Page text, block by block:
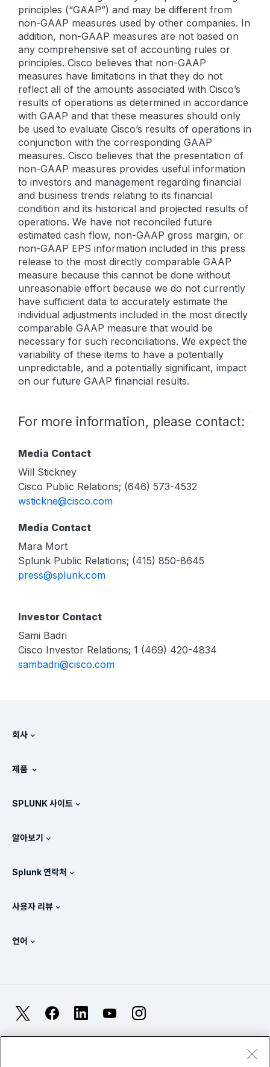
principles (“GAAP”) and may be different from
non-GAAP measures used by other companies. In
addition, non-GAAP measures are not based on
any comprehensive set of accounting rules or
principles. Cisco believes that non-GAAP
measures have limitations in that they do not
reflect all of the amounts associated with Cisco’s
results of operations as determined in accordance
with GAAP and that these measures should only
be used to evaluate Cisco’s results of operations in
conjunction with the corresponding GAAP
measures. Cisco believes that the presentation of
non-GAAP measures provides useful information
to investors and management regarding financial
and business trends relating to its financial
condition and its historical and projected results of
operations. We have not reconciled future
estimated cash flow, non-GAAP gross margin, or
non-GAAP EPS information included in this press
release to the most directly comparable GAAP
measure because this cannot be done without
unreasonable effort because we do not currently
have sufficient data to accurately estimate the
individual adjustments included in the most directly
comparable GAAP measure that would be
necessary for such reconciliations. We expect the
variability of these items to have a potentially
unpredictable, and a potentially significant, impact
on our future GAAP financial results.
For more information, please contact:
Media Contact
Will Stickney
Cisco Public Relations; (646) 573-4532
wstickne@cisco.com
Media Contact
Mara Mort
Splunk Public Relations; (415) 850-8645
press@splunk.com
Investor Contact
Sami Badri
Cisco Investor Relations; 1 (469) 420-4834
sambadri@cisco.com
회사
Splunk의 비교 방식
뉴스룸
Splunk Protects
SURGe
제품
가격 체계
모든 제품 보기
SPLUNK 사이트
교육 및 인증
Splunk 스토어
알아보기
OpenTelemetry: 소개
SOC에 대한 메트릭
신뢰성 메트릭
Splunk 연락처
사용자 리뷰
언어
Deutsch
Français
日本語
FacebookLinkedIn YouTubeInstagram